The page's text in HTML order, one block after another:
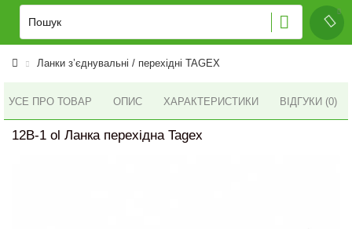
Ланки з’єднувальні / перехідні TAGEX
УСЕ ПРО ТОВАР ОПИС ХАРАКТЕРИСТИКИ ВІДГУКИ (0)
12B-1 ol Ланка перехідна Tagex